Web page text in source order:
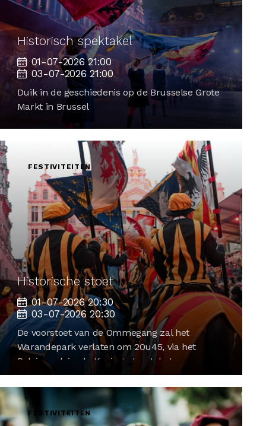
Historisch spektakel
01-07-2026 21:00
03-07-2026 21:00
Duik in de geschiedenis op de Brusselse Grote
Markt in Brussel
FESTIVITEITEN
Historische stoet
01-07-2026 20:30
03-07-2026 20:30
De voorstoet van de Ommegang zal het
Warandepark verlaten om 20u45, via het
Paleizenplein, de Koningsstraat, het
Koningsplein, de Regentschapsstraat en de
Bodenbroekstraat, om aan te sluiten bij de
kruisboogschutters, boogschutters en
schermers op de Zavel. 20u25 aankomst van
FESTIVITEITEN